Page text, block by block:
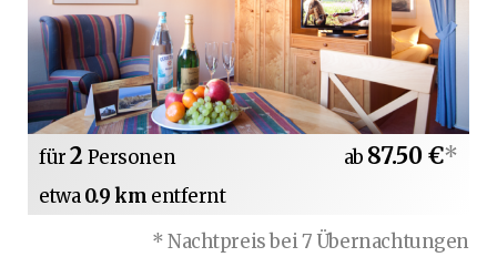
für2 Personen
etwa0.9 km entfernt
ab 87.50 €*
* Nachtpreis bei 7 Übernachtungen